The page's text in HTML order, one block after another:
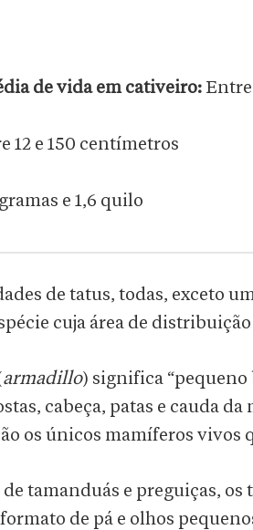
de vida em cativeiro: Entre
12 e 150 centímetros
e 1,6 quilo
de tatus, todas, exceto
cuja área de
armadillo) significa “pequeno
cabeça, patas e cauda
os únicos mamíferos vivos
tamanduás e preguiças,
de pá e olhos